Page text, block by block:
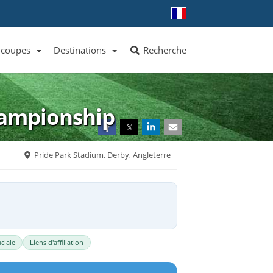
Liste des clubs et équipes
Liste des ligues et coupes
Destinations
Toutes les destinations
Recherche
𝕏
Pride Park Stadium, Derby, Angleterre
Liens d'affiliation